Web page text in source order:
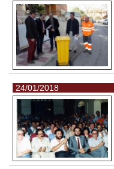
24/01/2018